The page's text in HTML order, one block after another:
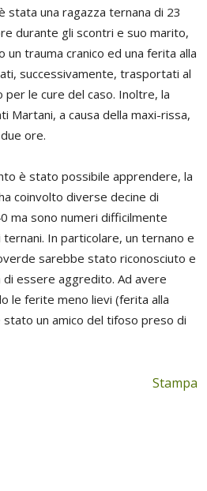
stata una ragazza ternana di 23
durante gli scontri e suo marito,
un trauma cranico ed una ferita alla
successivamente, trasportati al
le cure del caso. Inoltre, la
Martani, a causa della maxi-rissa,
ore.
è stato possibile apprendere, la
coinvolto diverse decine di
ma sono numeri difficilmente
In particolare, un ternano e
sarebbe stato riconosciuto e
essere aggredito. Ad avere
le ferite meno lievi (ferita alla
un amico del tifoso preso di
Stampa